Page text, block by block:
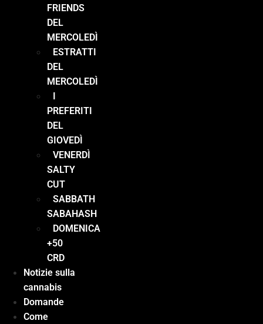
FRIENDS
DEL
MERCOLEDÌ
ESTRATTI
DEL
MERCOLEDÌ
I
PREFERITI
DEL
GIOVEDÌ
VENERDÌ
SALTY
CUT
SABBATH
SABAHASH
DOMENICA
+50
CRD
Notizie sulla
cannabis
Domande
Come